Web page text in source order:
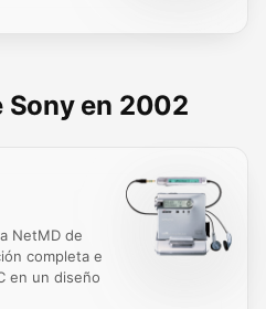
en 2002
NetMD de
completa e
en un diseño